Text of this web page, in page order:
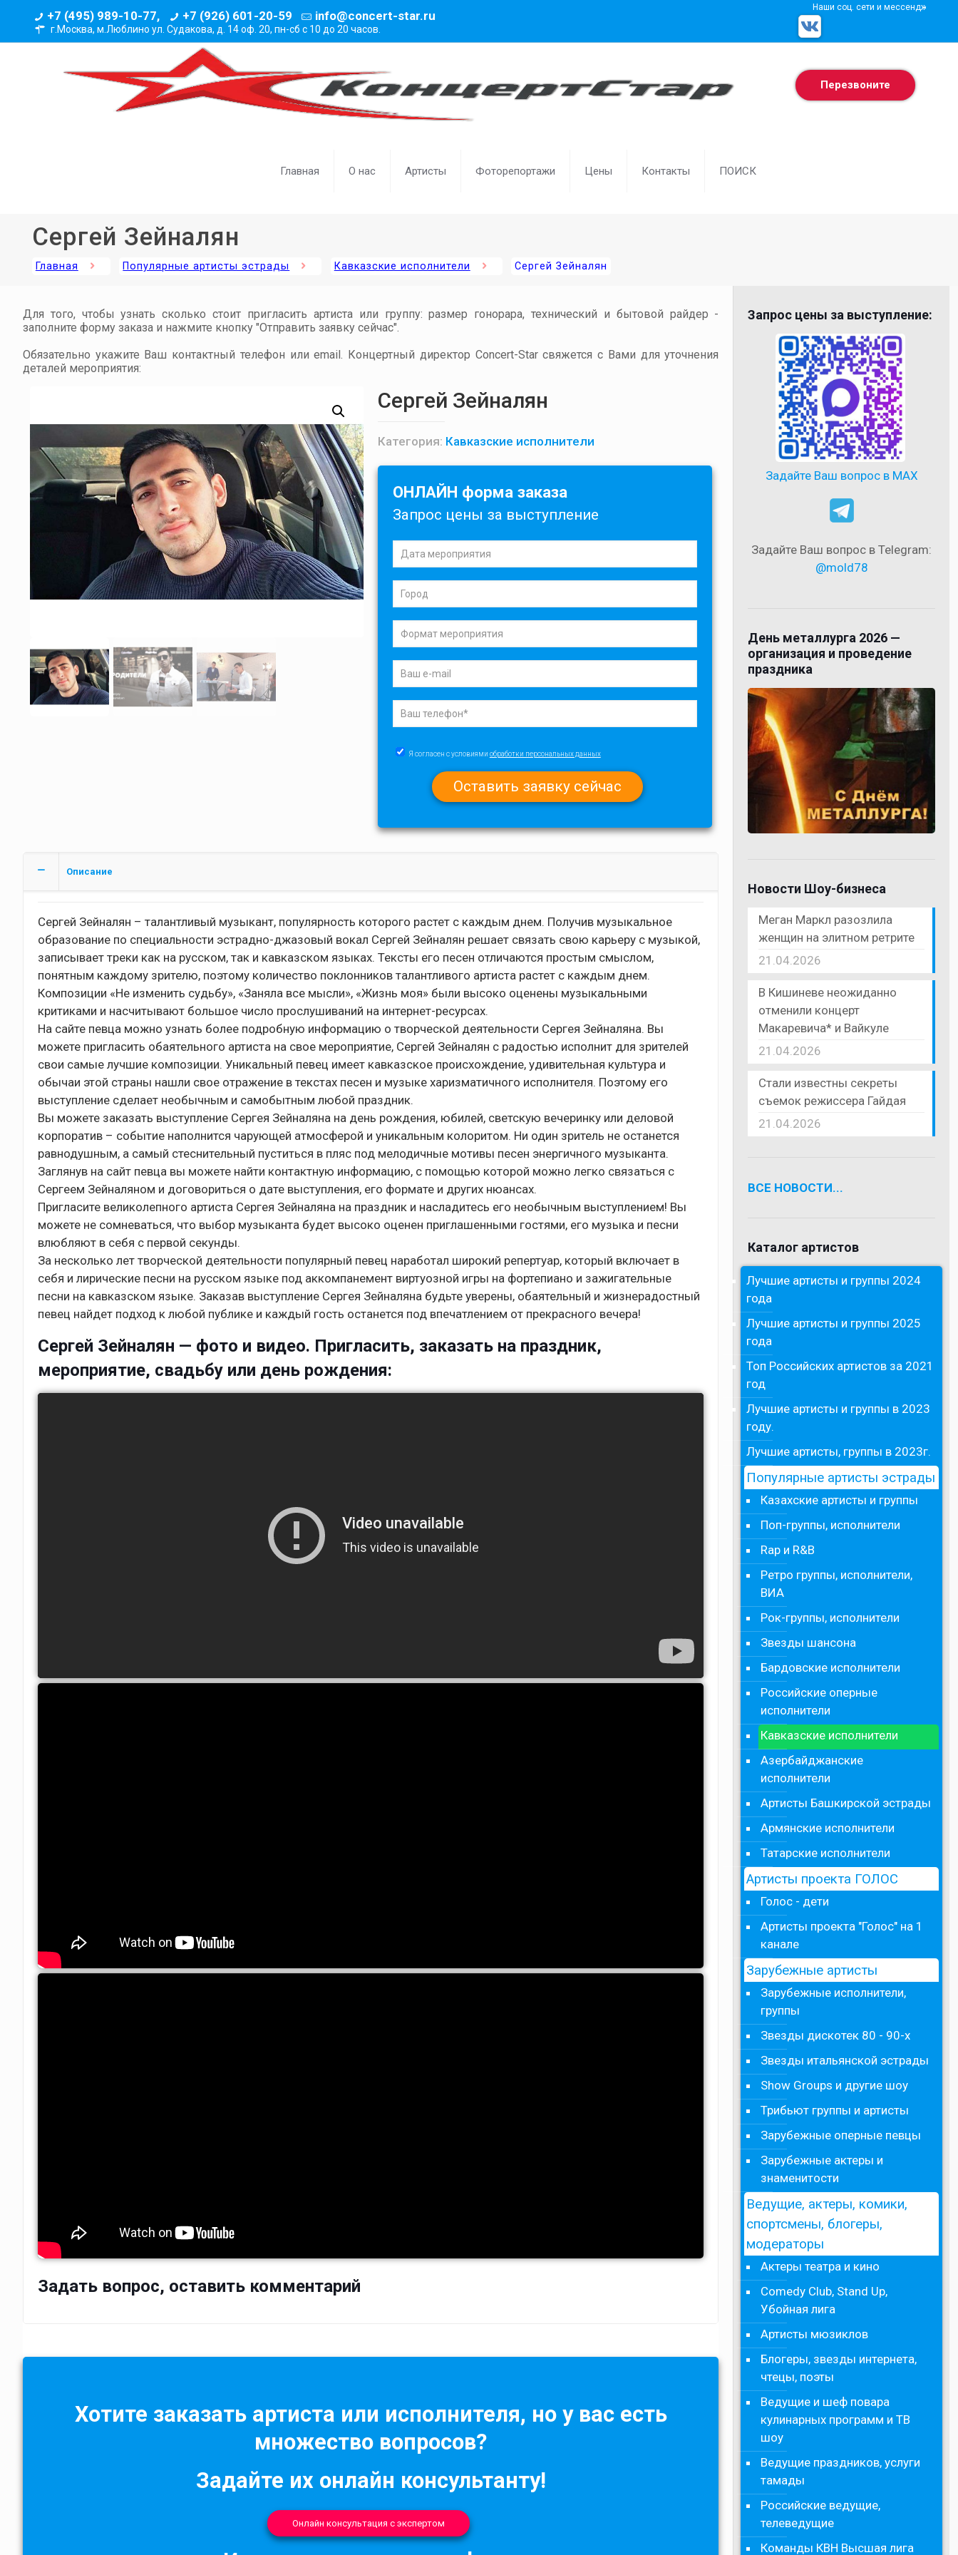
+7 (495) 989-10-77, +7 (926) 601-20-59 info@concert-star.ru
г.Москва, м.Люблино ул. Судакова, д. 14 оф. 20, пн-сб с 10 до 20 часов.
Наши соц. сети и мессенджеры
Главная О нас Артисты Фоторепортажи Цены Контакты ПОИСК
Перезвоните
Сергей Зейналян
Главная Популярные артисты эстрады Кавказские исполнители Сергей Зейналян
Для того, чтобы узнать сколько стоит пригласить артиста или группу: размер гонорара, технический и бытовой райдер -
заполните форму заказа и нажмите кнопку "Отправить заявку сейчас".
Обязательно укажите Ваш контактный телефон или email. Концертный директор Concert-Star свяжется с Вами для уточнения
деталей мероприятия:
Сергей Зейналян
Категория: Кавказские исполнители
ОНЛАЙН форма заказа
Запрос цены за выступление
Я согласен с условиями обработки персональных данных
Описание
Сергей Зейналян – талантливый музыкант, популярность которого растет с каждым днем. Получив музыкальное
образование по специальности эстрадно-джазовый вокал Сергей Зейналян решает связать свою карьеру с музыкой,
записывает треки как на русском, так и кавказском языках. Тексты его песен отличаются простым смыслом,
понятным каждому зрителю, поэтому количество поклонников талантливого артиста растет с каждым днем.
Композиции «Не изменить судьбу», «Заняла все мысли», «Жизнь моя» были высоко оценены музыкальными
критиками и насчитывают большое число прослушиваний на интернет-ресурсах.
На сайте певца можно узнать более подробную информацию о творческой деятельности Сергея Зейналяна. Вы
можете пригласить обаятельного артиста на свое мероприятие, Сергей Зейналян с радостью исполнит для зрителей
свои самые лучшие композиции. Уникальный певец имеет кавказское происхождение, удивительная культура и
обычаи этой страны нашли свое отражение в текстах песен и музыке харизматичного исполнителя. Поэтому его
выступление сделает необычным и самобытным любой праздник.
Вы можете заказать выступление Сергея Зейналяна на день рождения, юбилей, светскую вечеринку или деловой
корпоратив – событие наполнится чарующей атмосферой и уникальным колоритом. Ни один зритель не останется
равнодушным, а самый стеснительный пуститься в пляс под мелодичные мотивы песен энергичного музыканта.
Заглянув на сайт певца вы можете найти контактную информацию, с помощью которой можно легко связаться с
Сергеем Зейналяном и договориться о дате выступления, его формате и других нюансах.
Пригласите великолепного артиста Сергея Зейналяна на праздник и насладитесь его необычным выступлением! Вы
можете не сомневаться, что выбор музыканта будет высоко оценен приглашенными гостями, его музыка и песни
влюбляют в себя с первой секунды.
За несколько лет творческой деятельности популярный певец наработал широкий репертуар, который включает в
себя и лирические песни на русском языке под аккомпанемент виртуозной игры на фортепиано и зажигательные
песни на кавказском языке. Заказав выступление Сергея Зейналяна будьте уверены, обаятельный и жизнерадостный
певец найдет подход к любой публике и каждый гость останется под впечатлением от прекрасного вечера!
Сергей Зейналян — фото и видео. Пригласить, заказать на праздник,
мероприятие, свадьбу или день рождения:
Задать вопрос, оставить комментарий
Хотите заказать артиста или исполнителя, но у вас есть
множество вопросов?
Задайте их онлайн консультанту!
Онлайн консультация с экспертом
Запрос цены за выступление:
Задайте Ваш вопрос в MAX
Задайте Ваш вопрос в Telegram:
@mold78
День металлурга 2026 —
организация и проведение
праздника
Новости Шоу-бизнеса
Меган Маркл разозлила
женщин на элитном ретрите
21.04.2026
В Кишиневе неожиданно
отменили концерт
Макаревича* и Вайкуле
21.04.2026
Стали известны секреты
съемок режиссера Гайдая
21.04.2026
ВСЕ НОВОСТИ...
Каталог артистов
Лучшие артисты и группы 2024
года
Лучшие артисты и группы 2025
года
Топ Российских артистов за 2021
год
Лучшие артисты и группы в 2023
году.
Лучшие артисты, группы в 2023г.
Популярные артисты эстрады
Казахские артисты и группы
Поп-группы, исполнители
Rap и R&B
Ретро группы, исполнители,
ВИА
Рок-группы, исполнители
Звезды шансона
Бардовские исполнители
Российские оперные
исполнители
Кавказские исполнители
Азербайджанские
исполнители
Артисты Башкирской эстрады
Армянские исполнители
Татарские исполнители
Артисты проекта ГОЛОС
Голос - дети
Артисты проекта "Голос" на 1
канале
Зарубежные артисты
Зарубежные исполнители,
группы
Звезды дискотек 80 - 90-х
Звезды итальянской эстрады
Show Groups и другие шоу
Трибьют группы и артисты
Зарубежные оперные певцы
Зарубежные актеры и
знаменитости
Ведущие, актеры, комики,
спортсмены, блогеры,
модераторы
Актеры театра и кино
Comedy Club, Stand Up,
Убойная лига
Артисты мюзиклов
Блогеры, звезды интернета,
чтецы, поэты
Ведущие и шеф повара
кулинарных программ и ТВ
шоу
Ведущие праздников, услуги
тамады
Российские ведущие,
телеведущие
Команды КВН Высшая лига